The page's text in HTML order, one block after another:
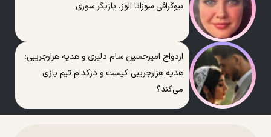
بیوگرافی سوزانا الوز، بازیگر سوری
ازدواج امیرحسین سام دلیری و هدیه هزارجریبی؛
هدیه هزارجریبی کیست و درکدام تیم بازی
می‌کند؟